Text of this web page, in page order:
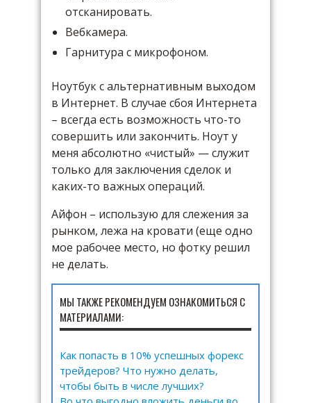
отсканировать.
Вебкамера.
Гарнитура с микрофоном.
Ноутбук с альтернативным выходом
в Интернет. В случае сбоя Интернета
– всегда есть возможность что-то
совершить или закончить. Ноут у
меня абсолютно «чистый» — служит
только для заключения сделок и
каких-то важных операций.
Айфон – использую для слежения за
рынком, лежа на кровати (еще одно
мое рабочее место, но фотку решил
не делать.
МЫ ТАКЖЕ РЕКОМЕНДУЕМ ОЗНАКОМИТЬСЯ С
МАТЕРИАЛАМИ:
Как попасть в 10% успешных форекс
трейдеров? Что нужно делать,
чтобы быть в числе лучших?